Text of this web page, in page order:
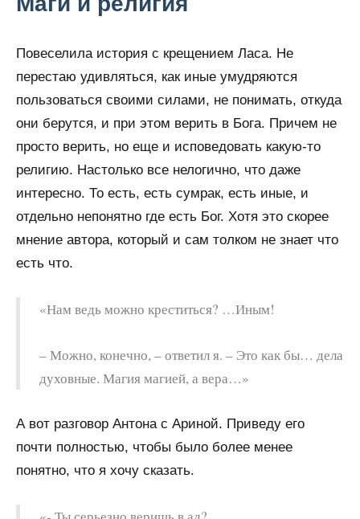
Повеселила история с крещением Ласа. Не
перестаю удивляться, как иные умудряются
пользоваться своими силами, не понимать, откуда
они берутся, и при этом верить в Бога. Причем не
просто верить, но еще и исповедовать какую-то
религию. Настолько все нелогично, что даже
интересно. То есть, есть сумрак, есть иные, и
отдельно непонятно где есть Бог. Хотя это скорее
мнение автора, который и сам толком не знает что
есть что.
«Нам ведь можно креститься? …Иным!
– Можно, конечно, – ответил я. – Это как бы… дела
духовные. Магия магией, а вера…»
А вот разговор Антона с Ариной. Приведу его
почти полностью, чтобы было более менее
понятно, что я хочу сказать.